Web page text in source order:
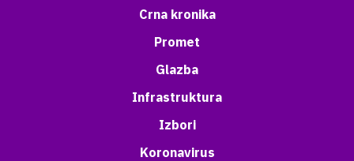
Crna kronika
Promet
Glazba
Infrastruktura
Izbori
Koronavirus